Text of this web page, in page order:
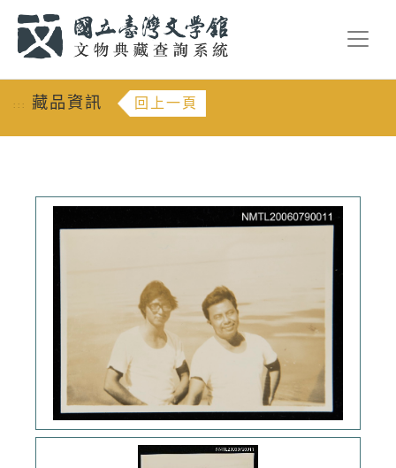
::: 藏品資訊 回上一頁